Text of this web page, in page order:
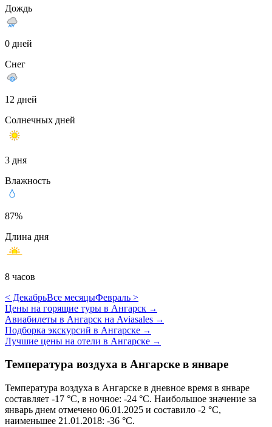
Дождь
0 дней
Снег
12 дней
Солнечных дней
3 дня
Влажность
87%
Длина дня
8 часов
< ДекабрьВсе месяцыФевраль >
Цены на горящие туры в Ангарск →
Авиабилеты в Ангарск на Aviasales →
Подборка экскурсий в Ангарске →
Лучшие цены на отели в Ангарске →
Температура воздуха в Ангарске в январе
Температура воздуха в Ангарске в дневное время в январе
составляет -17 °C, в ночное: -24 °C. Наибольшое значение за
январь днем отмечено 06.01.2025 и составило -2 °C,
наименьшее 21.01.2018: -36 °C.